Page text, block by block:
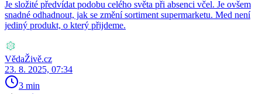
Je složité předvídat podobu celého světa při absenci včel. Je ovšem
snadné odhadnout, jak se změní sortiment supermarketu. Med není
jediný produkt, o který přijdeme.
VědaŽivě.cz
23. 8. 2025, 07:34
3 min